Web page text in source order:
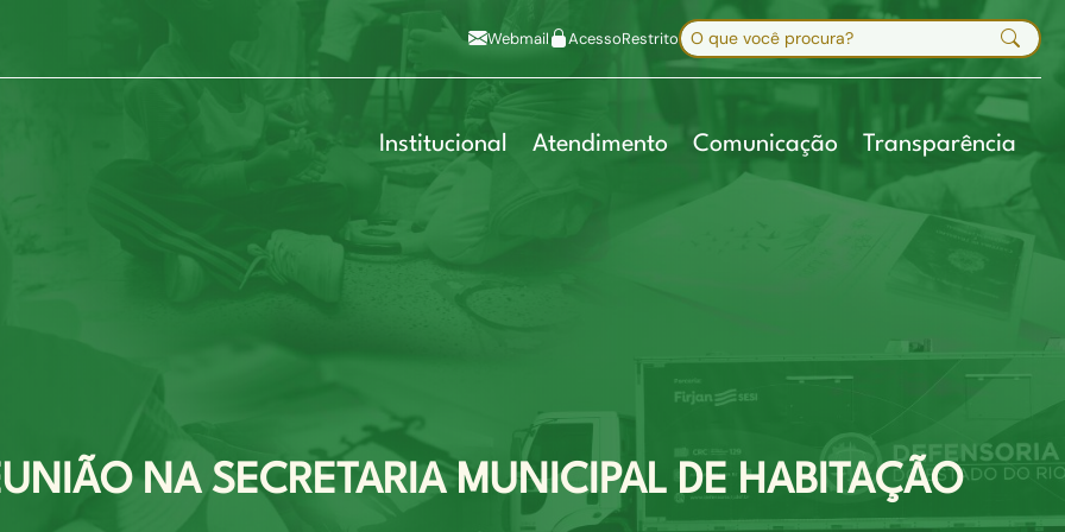
Alt+6
Mapa do site
Webmail AcessoRestritoBuscar no site
Digite sua busca e pressione Enter
Institucional Atendimento Comunicação Transparência
NA SECRETARIA MUNICIPAL DE HABITAÇÃO